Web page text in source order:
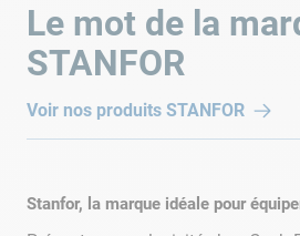
Le mot de la
STANFOR
Voir nos produits STANFOR
Stanfor, la marque idéale pour